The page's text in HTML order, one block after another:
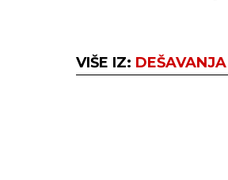
VIŠE IZ: DEŠAVANJA